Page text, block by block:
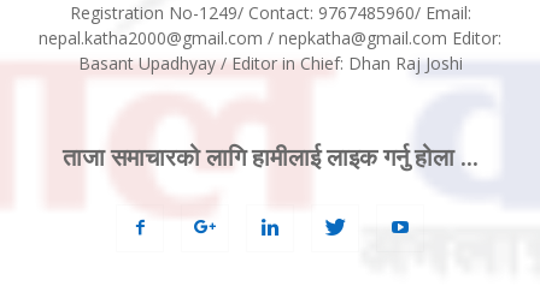
Registration No-1249/ Contact: 9767485960/ Email:
nepal.katha2000@gmail.com / nepkatha@gmail.com Editor:
Basant Upadhyay / Editor in Chief: Dhan Raj Joshi
ताजा समाचारको लागि हामीलाई लाइक गर्नु होला ...